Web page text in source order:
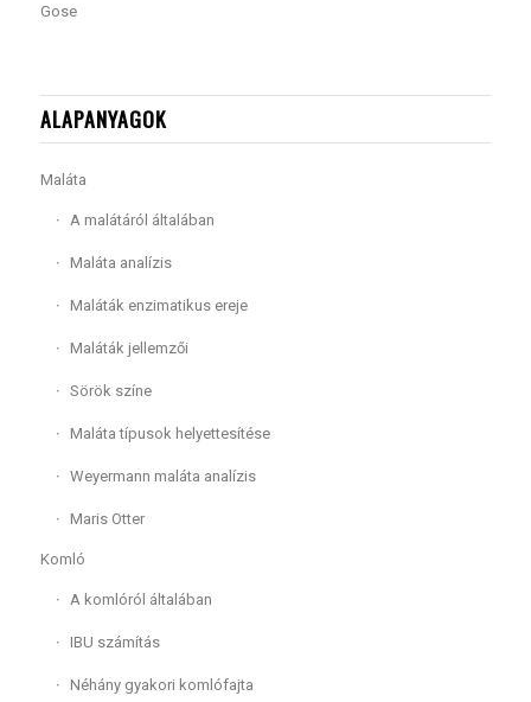
Gose
ALAPANYAGOK
Maláta
A malátáról általában
Maláta analízis
Maláták enzimatikus ereje
Maláták jellemzői
Sörök színe
Maláta típusok helyettesítése
Weyermann maláta analízis
Maris Otter
Komló
A komlóról általában
IBU számítás
Néhány gyakori komlófajta